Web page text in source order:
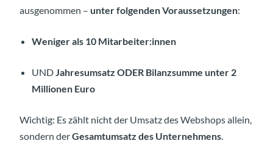
ausgenommen – unter folgenden Voraussetzungen:
Weniger als 10 Mitarbeiter:innen
UND Jahresumsatz ODER Bilanzsumme unter 2
Millionen Euro
Wichtig: Es zählt nicht der Umsatz des Webshops allein,
sondern derGesamtumsatz des Unternehmens